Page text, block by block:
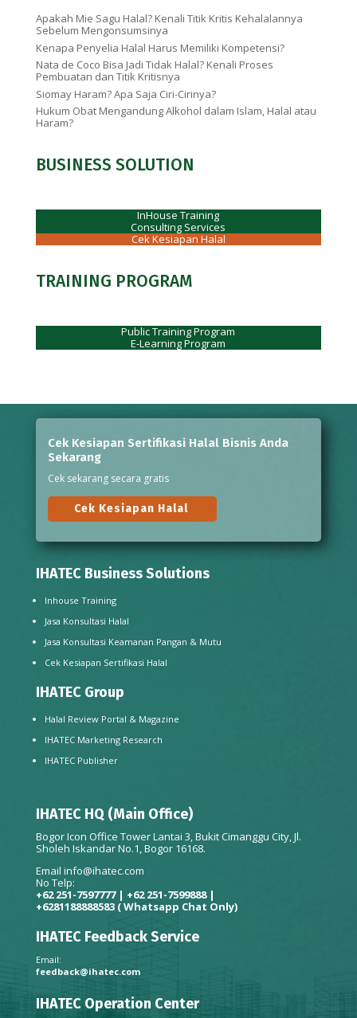
Apakah Mie Sagu Halal? Kenali Titik Kritis Kehalalannya
Sebelum Mengonsumsinya
Kenapa Penyelia Halal Harus Memiliki Kompetensi?
Nata de Coco Bisa Jadi Tidak Halal? Kenali Proses
Pembuatan dan Titik Kritisnya
Siomay Haram? Apa Saja Ciri-Cirinya?
Hukum Obat Mengandung Alkohol dalam Islam, Halal atau
Haram?
BUSINESS SOLUTION
InHouse Training
Consulting Services
Cek Kesiapan Halal
TRAINING PROGRAM
Public Training Program
E-Learning Program
Cek Kesiapan Sertifikasi Halal Bisnis Anda
Sekarang
Cek sekarang secara gratis
Cek Kesiapan Halal
IHATEC Business Solutions
Inhouse Training
Jasa Konsultasi Halal
Jasa Konsultasi Keamanan Pangan & Mutu
Cek Kesiapan Sertifikasi Halal
IHATEC Group
Halal Review Portal & Magazine
IHATEC Marketing Research
IHATEC Publisher
IHATEC HQ (Main Office)
Bogor Icon Office Tower Lantai 3, Bukit Cimanggu City, Jl.
Sholeh Iskandar No.1, Bogor 16168.
Email info@ihatec.com
No Telp:
+62 251-7597777 | +62 251-7599888 |
+6281188888583 ( Whatsapp Chat Only)
IHATEC Feedback Service
Email:
feedback@ihatec.com
IHATEC Operation Center